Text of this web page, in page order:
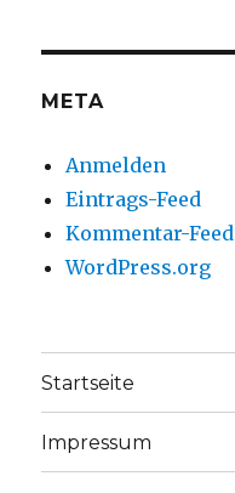
anzeigenanzeigen
META
Anmelden
Eintrags-Feed
Kommentar-Feed
WordPress.org
Startseite
Impressum